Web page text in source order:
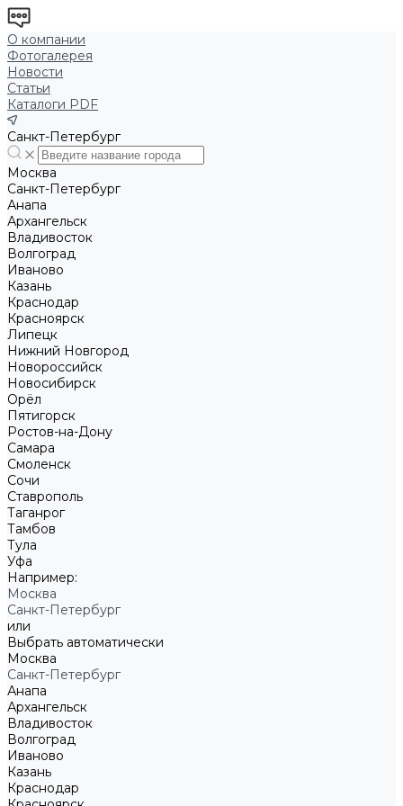
О компании
Фотогалерея
Новости
Статьи
Каталоги PDF
Санкт-Петербург
Москва
Санкт-Петербург
Анапа
Архангельск
Владивосток
Волгоград
Иваново
Казань
Краснодар
Красноярск
Липецк
Нижний Новгород
Новороссийск
Новосибирск
Орёл
Пятигорск
Ростов-на-Дону
Самара
Смоленск
Сочи
Ставрополь
Таганрог
Тамбов
Тула
Уфа
Например:
Москва
Санкт-Петербург
или
Выбрать автоматически
Москва
Санкт-Петербург
Анапа
Архангельск
Владивосток
Волгоград
Иваново
Казань
Краснодар